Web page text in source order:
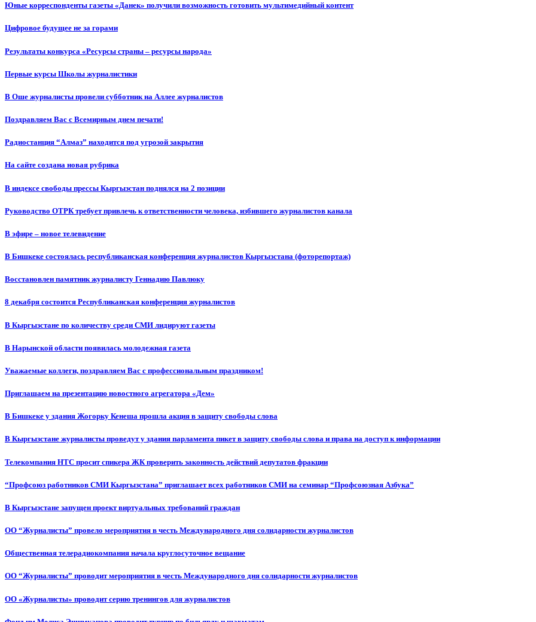
Юные корреспонденты газеты «Данек» получили возможность готовить мультимедийный контент
Цифровое будущее не за горами
Результаты конкурса «Ресурсы страны – ресурсы народа»
Первые курсы Школы журналистики
В Оше журналисты провели субботник на Аллее журналистов
Поздравляем Вас с Всемирным днем печати!
Радиостанция “Алмаз” находится под угрозой закрытия
На сайте создана новая рубрика
В индексе свободы прессы Кыргызстан поднялся на 2 позиции
Руководство ОТРК требует привлечь к ответственности человека, избившего журналистов канала
В эфире – новое телевидение
В Бишкеке состоялась республиканская конференция журналистов Кыргызстана (фоторепортаж)
Восстановлен памятник журналисту Геннадию Павлюку
8 декабря состоится Республиканская конференция журналистов
В Кыргызстане по количеству среди СМИ лидируют газеты
В Нарынской области появилась молодежная газета
Уважаемые коллеги, поздравляем Вас с профессиональным праздником!
Приглашаем на презентацию новостного агрегатора «Дем»
В Бишкеке у здания Жогорку Кенеша прошла акция в защиту свободы слова
В Кыргызстане журналисты проведут у здания парламента пикет в защиту свободы слова и права на доступ к информации
Телекомпания НТС просит спикера ЖК проверить законность действий депутатов фракции
“Профсоюз работников СМИ Кыргызстана” приглашает всех работников СМИ на семинар “Профсоюзная Азбука”
В Кыргызстане запущен проект виртуальных требований граждан
ОО “Журналисты” провело мероприятия в честь Международного дня солидарности журналистов
Общественная телерадиокомпания начала круглосуточное вещание
ОО “Журналисты” проводит мероприятия в честь Международного дня солидарности журналистов
ОО «Журналисты» проводит серию тренингов для журналистов